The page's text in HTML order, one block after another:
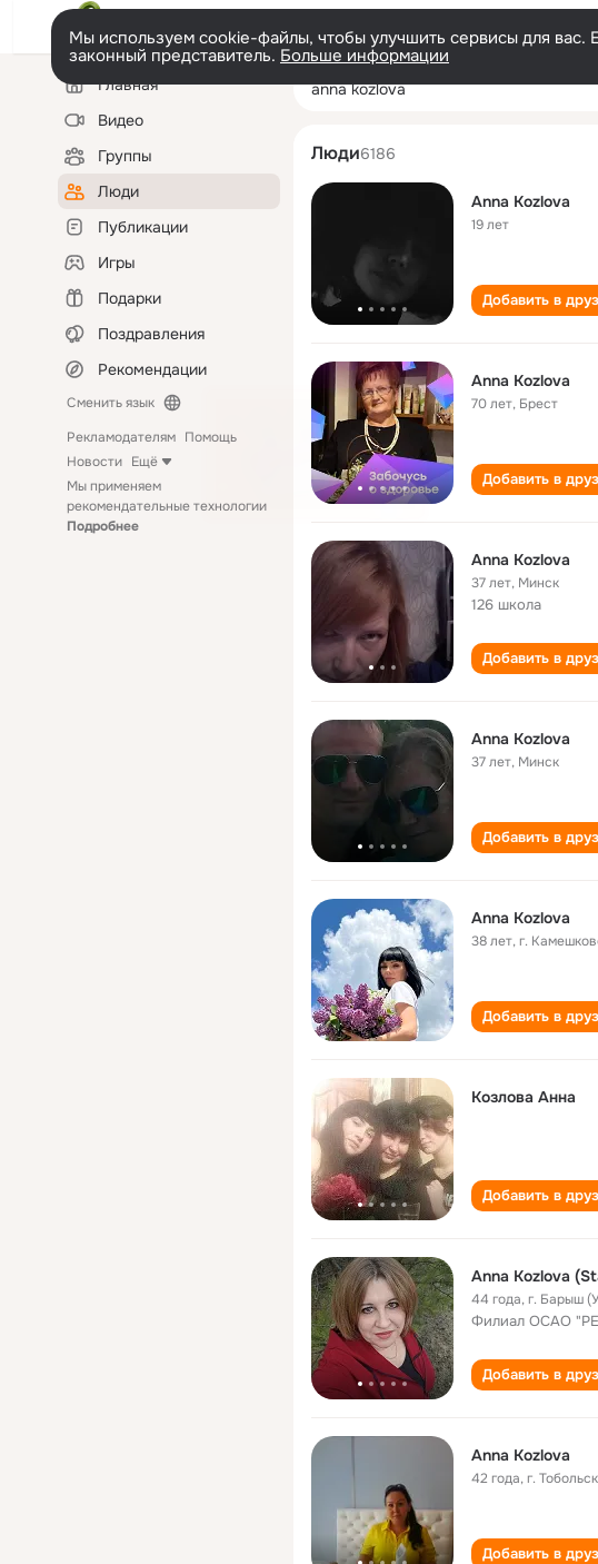
Мы используем cookie-файлы, чтобы улучшить сервисы для
законный представитель. Больше информации
Левая
колонкаГлавная
Видео
Группы
Люди
Публикации
Игры
Подарки
Поздравления
Рекомендации
Сменить язык
Рекламодателям Помощь
Новости Ещё
Мы применяем
рекомендательные технологии
Подробнее
anna kozlova
Люди6186
Anna Kozlova
19 лет
Добавить в
Anna Kozlova
70 лет, Брест
Добавить в
Anna Kozlova
37 лет, Минск
126 школа
Добавить в
Anna Kozlova
37 лет, Минск
Добавить в
Anna Kozlova
38 лет,г.
Добавить в
Козлова Анна
Добавить в
Anna Kozlova
44 года,г. Барыш
Филиал ОСАО
Добавить в
Anna Kozlova
42 года,г.
Добавить в